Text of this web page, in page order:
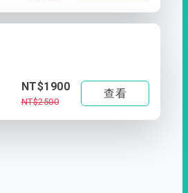
NT$1900
NT$2500
查看